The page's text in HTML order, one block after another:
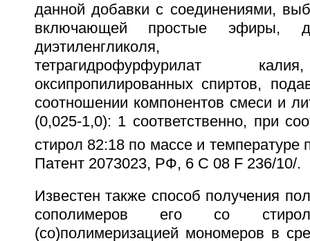
данной добавки с соединениями,
включающей простые эфиры,
диэтиленгликоля,
тетрагидрофурфурилат
оксипропилированных спиртов,
соотношении компонентов смеси и
(0,025-1,0): 1 соответственно, при
стирол 82:18 по массе и температуре
Патент 2073023, РФ, 6 С 08 F 236/10/.
Известен также способ получения
сополимеров его со
(со)полимеризацией мономеров в